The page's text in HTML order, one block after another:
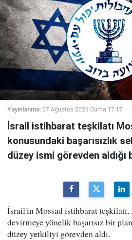
Yayınlanma: 07 Ağustos 2026 Cuma 17:17
İsrail istihbarat teşkilatı
konusundaki başarısızlık
düzey ismi görevden aldığı
İsrail'in Mossad istihbarat
devirmeye yönelik başarısız bir
düzey yetkiliyi görevden aldı.